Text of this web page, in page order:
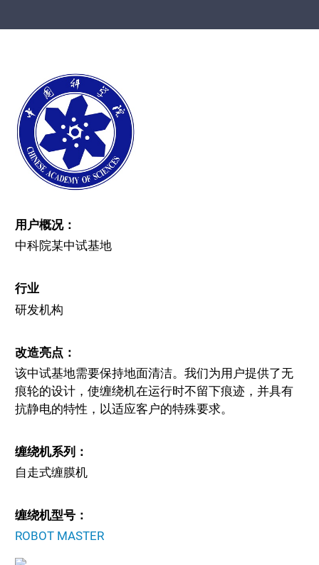
用户概况：
中科院某中试基地
行业
研发机构
改造亮点：
该中试基地需要保持地面清洁。我们为用户提供了无
痕轮的设计，使缠绕机在运行时不留下痕迹，并具有
抗静电的特性，以适应客户的特殊要求。
缠绕机系列：
自走式缠膜机
缠绕机型号：
ROBOT MASTER